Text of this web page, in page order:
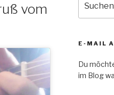
vom
nach:
E-MAIL
Du
im Blog